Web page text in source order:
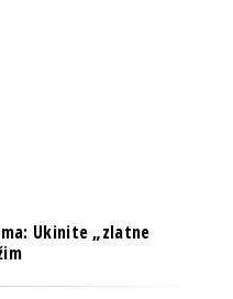
Ukinite „zlatne